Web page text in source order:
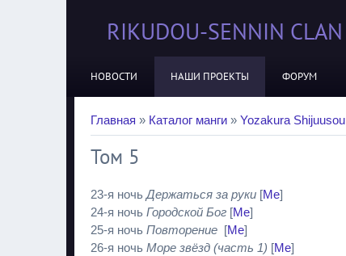
RIKUDOU-SENNIN CLAN
НОВОСТИ НАШИ ПРОЕКТЫ ФОРУМ
Главная » Каталог манги » Yozakura Shijuusou
Том 5
23-я ночь Держаться за руки [Me]
24-я ночь Городской Бог [Me]
25-я ночь Повторение [Me]
26-я ночь Море звёзд (часть 1) [Me]